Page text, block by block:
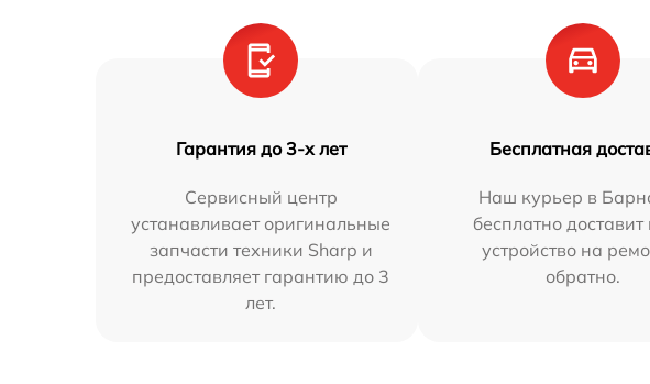
Гарантия до 3-х лет
Сервисный центр
устанавливает оригинальные
запчасти техники Sharp и
предоставляет гарантию до 3
лет.
Бесплатная
Наш курьер в
бесплатно
устройство на
обратно.